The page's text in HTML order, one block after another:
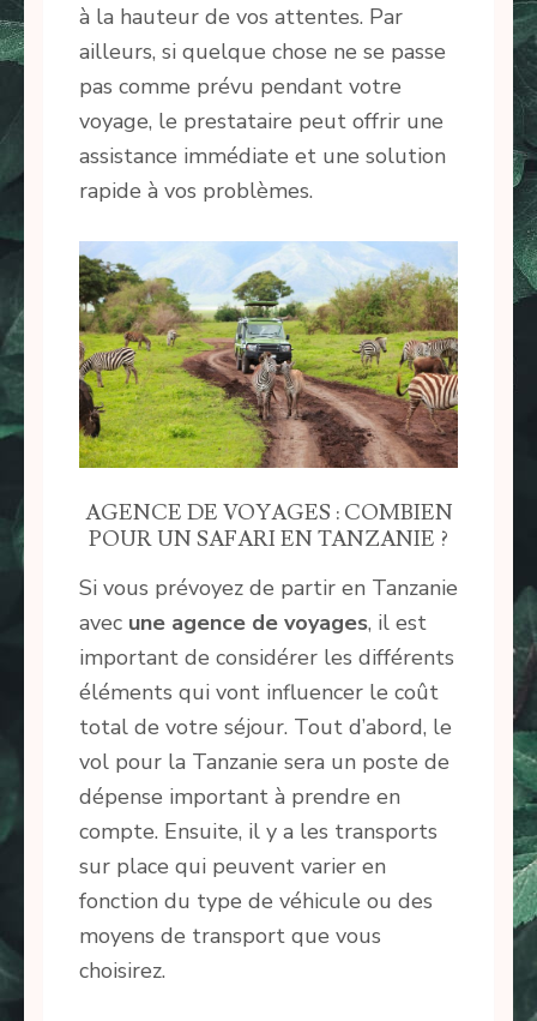
à la hauteur de vos attentes. Par
ailleurs, si quelque chose ne se passe
pas comme prévu pendant votre
voyage, le prestataire peut offrir une
assistance immédiate et une solution
rapide à vos problèmes.
AGENCE DE VOYAGES : COMBIEN
POUR UN SAFARI EN TANZANIE ?
Si vous prévoyez de partir en Tanzanie
avec une agence de voyages, il est
important de considérer les différents
éléments qui vont influencer le coût
total de votre séjour. Tout d’abord, le
vol pour la Tanzanie sera un poste de
dépense important à prendre en
compte. Ensuite, il y a les transports
sur place qui peuvent varier en
fonction du type de véhicule ou des
moyens de transport que vous
choisirez.